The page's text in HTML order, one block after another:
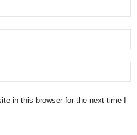
in this browser for the next time I